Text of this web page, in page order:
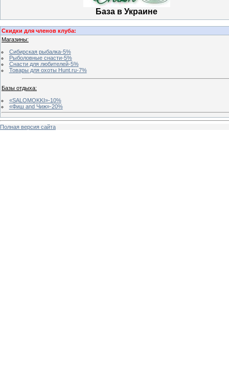
База в Украине
Скидки для членов клуба:
Магазины:
Сибирская рыбалка-5%
Рыболовные снасти-5%
Снасти для любителей-5%
Товары для охоты Hunt.ru-7%
Базы отдыха:
«SALOMOKKI»-10%
«Фиш and Чиж»-20%
Полная версия сайта